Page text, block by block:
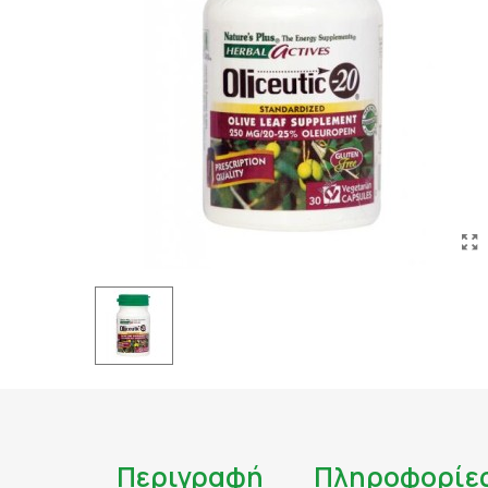
ΤΑΤΟΥΑΖ
ΑΝΤΙΦΛΕΓΜΟΝΩΔΗ
ΑΠΟΤΟΞΙΝΩΣΗ
ΑΠΟΤΟΞΙΝΩΣΗ
ΑΡΘΡΙΤΙΔΑ
ΑΣΦΑΛΕΣ ΜΑΥΡΙΣΜΑ
ΑΦΥΔΑΤΩΣΗ
ΒΗΧΑΣ/ ΛΟΙΜΩΞΕΙΣ/
ΓΑΣΤΡΕΝΤΕΡΙΚΟ
ΔΙΑΒΗΤΗΣ
Περιγραφή